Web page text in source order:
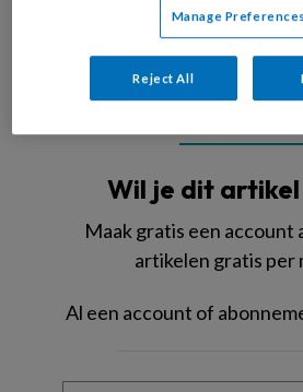
Wil je dit artikel
Maak gratis een account
artikelen gratis per
Al een account of
Wat
Manage Preferences
Reject All